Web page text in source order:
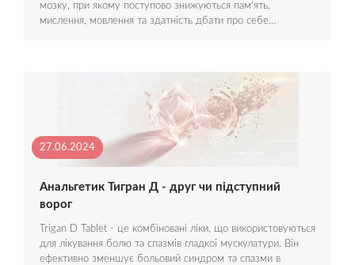
мозку, при якому поступово знижуються пам'ять,
мислення, мовлення та здатність дбати про себе…
27.06.2024
Анальгетик Тигран Д - друг чи підступний
ворог
Trigan D Tablet - це комбіновані ліки, що використовуються
для лікування болю та спазмів гладкої мускулатури. Він
ефективно зменшує больовий синдром та спазми в